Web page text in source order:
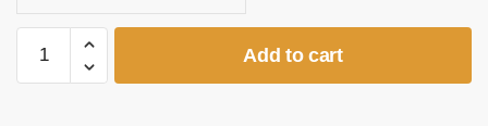
grădiniță
Add to cart